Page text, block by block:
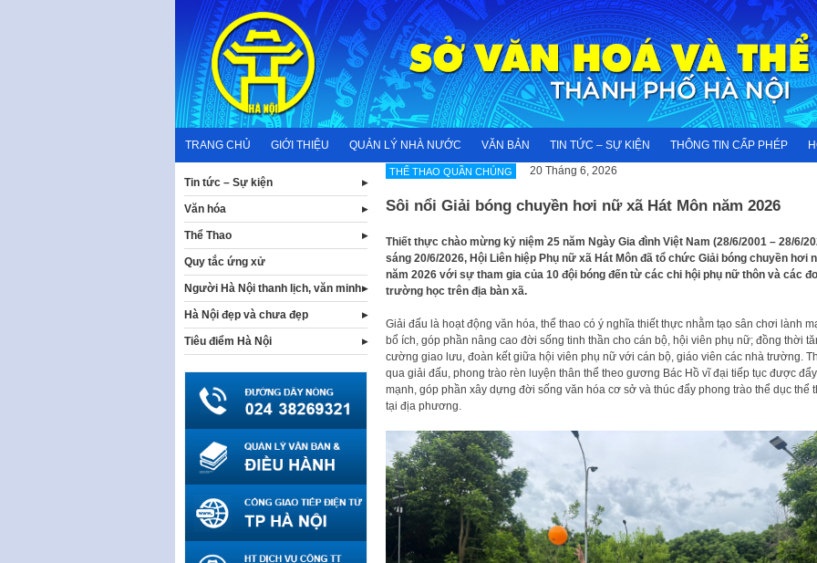
content
TRANG CHỦ GIỚI THIỆU QUẢN LÝ NHÀ NƯỚC VĂN BẢN TIN TỨC – SỰ KIỆN THÔNG TIN CẤP PHÉP
THỂ THAO QUẦN CHÚNG 20 Tháng 6, 2026
Sôi nổi Giải bóng chuyền hơi nữ xã Hát Môn năm 2026
Thiết thực chào mừng kỷ niệm 25 năm Ngày Gia đình Việt Nam (28/6/2001 – 28/6/
sáng 20/6/2026, Hội Liên hiệp Phụ nữ xã Hát Môn đã tổ chức Giải bóng chuyền hơi
năm 2026 với sự tham gia của 10 đội bóng đến từ các chi hội phụ nữ thôn và các
trường học trên địa bàn xã.
Giải đấu là hoạt động văn hóa, thể thao có ý nghĩa thiết thực nhằm tạo sân chơi lành
bổ ích, góp phần nâng cao đời sống tinh thần cho cán bộ, hội viên phụ nữ; đồng thời
cường giao lưu, đoàn kết giữa hội viên phụ nữ với cán bộ, giáo viên các nhà trường.
qua giải đấu, phong trào rèn luyện thân thể theo gương Bác Hồ vĩ đại tiếp tục được đẩy
mạnh, góp phần xây dựng đời sống văn hóa cơ sở và thúc đẩy phong trào thể dục thể
tại địa phương.
Tin tức – Sự kiện
Văn hóa
Thể Thao
Quy tắc ứng xử
Người Hà Nội thanh lịch, văn minh
Hà Nội đẹp và chưa đẹp
Tiêu điểm Hà Nội